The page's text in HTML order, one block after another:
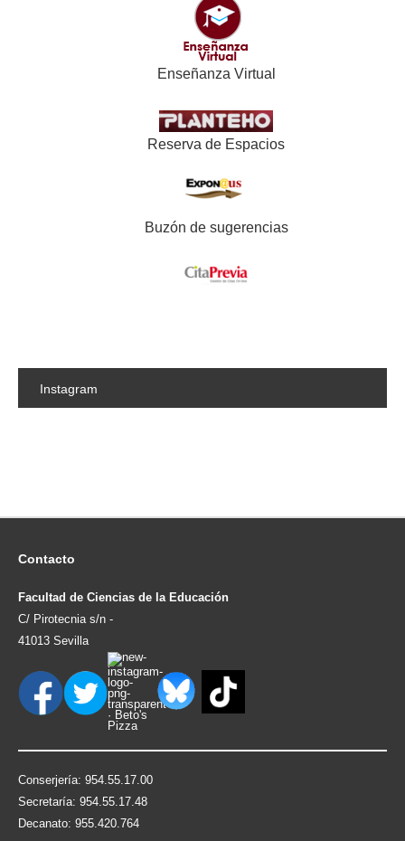
Enseñanza Virtual
Reserva de Espacios
Buzón de sugerencias
Instagram
Contacto
Facultad de Ciencias de la Educación
C/ Pirotecnia s/n -
41013 Sevilla
Conserjería: 954.55.17.00
Secretaría: 954.55.17.48
Decanato: 955.420.764